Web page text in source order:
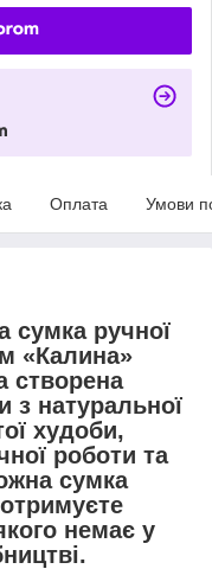
Оплата Умови
сумка ручної
«Калина»
створена
з натуральної
худоби,
роботи та
сумка
немає у